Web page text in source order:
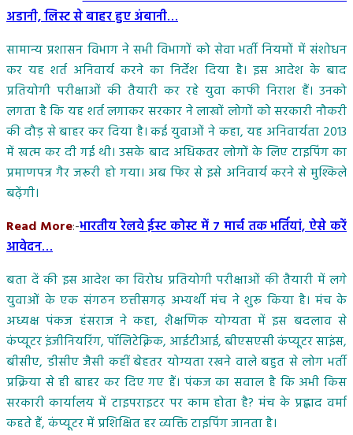
अडानी, लिस्ट से बाहर हुए अंबानी…
सामान्य प्रशासन विभाग ने सभी विभागों को सेवा भर्ती नियमों में संशोधन
कर यह शर्त अनिवार्य करने का निर्देश दिया है। इस आदेश के बाद
प्रतियोगी परीक्षाओं की तैयारी कर रहे युवा काफी निराश हैं। उनको
लगता है कि यह शर्त लगाकर सरकार ने लाखों लोगों को सरकारी नौकरी
की दौड़ से बाहर कर दिया है। कई युवाओं ने कहा, यह अनिवार्यता 2013
में खत्म कर दी गई थी। उसके बाद अधिकतर लोगों के लिए टाइपिंग का
प्रमाणपत्र गैर जरूरी हो गया। अब फिर से इसे अनिवार्य करने से मुश्किले
बढ़ेंगी।
Read More:-भारतीय रेलवे ईस्ट कोस्ट में 7 मार्च तक भर्तियां, ऐसे करें
आवेदन…
बता दें की इस आदेश का विरोध प्रतियोगी परीक्षाओं की तैयारी में लगे
युवाओं के एक संगठन छत्तीसगढ़ अभ्यर्थी मंच ने शुरू किया है। मंच के
अध्यक्ष पंकज हंसराज ने कहा, शैक्षणिक योग्यता में इस बदलाव से
कंप्यूटर इंजीनियरिंग, पॉलिटेक्निक, आईटीआई, बीएसएसी कंप्यूटर साइंस,
बीसीए, डीसीए जैसी कहीं बेहतर योग्यता रखने वाले बहुत से लोग भर्ती
प्रक्रिया से ही बाहर कर दिए गए हैं। पंकज का सवाल है कि अभी किस
सरकारी कार्यालय में टाइपराइटर पर काम होता है? मंच के प्रह्लाद वर्मा
कहते हैं, कंप्यूटर में प्रशिक्षित हर व्यक्ति टाइपिंग जानता है।